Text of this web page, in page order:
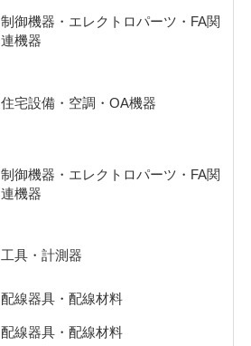
制御機器・エレクトロパーツ・FA関
連機器
住宅設備・空調・OA機器
制御機器・エレクトロパーツ・FA関
連機器
工具・計測器
配線器具・配線材料
配線器具・配線材料